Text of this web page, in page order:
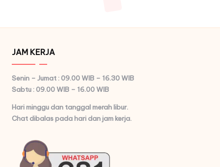
JAM KERJA
Senin – Jumat : 09.00 WIB – 16.30 WIB
Sabtu : 09.00 WIB – 16.00 WIB
Hari minggu dan tanggal merah libur.
Chat dibalas pada hari dan jam kerja.